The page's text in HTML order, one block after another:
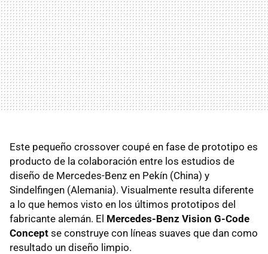
Este pequeño crossover coupé en fase de prototipo es
producto de la colaboración entre los estudios de
diseño de Mercedes-Benz en Pekín (China) y
Sindelfingen (Alemania). Visualmente resulta diferente
a lo que hemos visto en los últimos prototipos del
fabricante alemán. El Mercedes-Benz Vision G-Code
Concept se construye con líneas suaves que dan como
resultado un diseño limpio.